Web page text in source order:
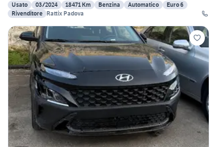
Usato
03/2024 18471 Km Benzina Automatico
Euro 6
Rivenditore Rattix Padova